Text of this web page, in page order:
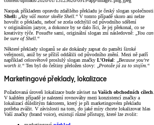
Naopak příkladem opravdu zdařilého překladu je český slogan společnosti
Shell:
Aby váš motor skvěle Shell. “ V tomto případě skoro ani nelze
hovořit o překladu, neboť se zcela odchýlil od původního sdělení
v originálním jazyce, a dokonce by se dalo říci, že jej překonal, co se
kreativity týče. Posuďte sami, originální slogan zní následovně: „ You can
be sure of Shell .“
Některé překlady sloganů se ale dokázaly zapsat do paměti široké
veřejnosti, aniž by se příliš oddálili od původního znění. Mezi ně patří
například celosvětově proslulý slogan značky L’Oréal: „ Because you‘re
worth it. “ Ten byl do češtiny přeložen slovy: „ Protože já za to stojím. “
Marketingové překlady, lokalizace
Požadovaná úroveň lokalizace bude záviset na Vašich obchodních cílech
V každém případě je nalezení rovnováhy mezi konzistencí značky a
lokalizací důležitým faktorem, který je při marketingovém překladu
potřeba zvážit. V závislosti na tom, do jaké míry chcete lokalizovat hlas
Vaší značky (brand voice), existují různé přístupy, které lze zvolit: